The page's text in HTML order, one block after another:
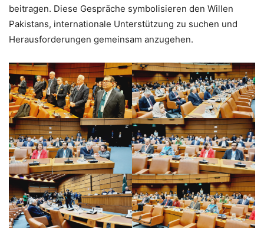
beitragen. Diese Gespräche symbolisieren den Willen
Pakistans, internationale Unterstützung zu suchen und
Herausforderungen gemeinsam anzugehen.